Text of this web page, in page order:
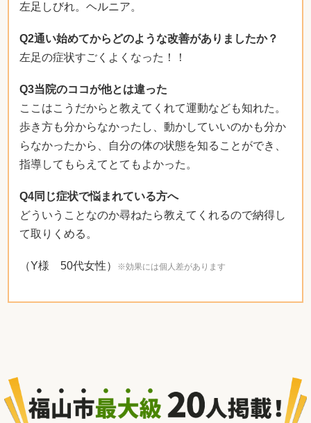
左足しびれ。ヘルニア。
Q2通い始めてからどのような改善がありましたか？
左足の症状すごくよくなった！！
Q3当院のココが他とは違った
ここはこうだからと教えてくれて運動なども知れた。
歩き方も分からなかったし、動かしていいのかも分か
らなかったから、自分の体の状態を知ることができ、
指導してもらえてとてもよかった。
Q4同じ症状で悩まれている方へ
どういうことなのか尋ねたら教えてくれるので納得し
て取りくめる。
（Y様 50代女性） ※効果には個人差があります